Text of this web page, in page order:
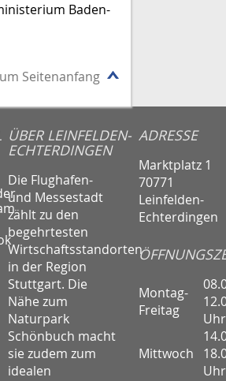
Baden-
Seitenanfang
ÜBER LEINFELDEN-
ECHTERDINGEN
Die Flughafen-
und Messestadt
zählt zu den
begehrtesten
Wirtschaftsstandorten
in der Region
Stuttgart. Die
Nähe zum
Naturpark
Schönbuch macht
sie zudem zum
idealen
ADRESSE
Marktplatz 1
70771
Leinfelden-
Echterdingen
Montag-
Freitag
Uhr
Mittwoch
Uhr